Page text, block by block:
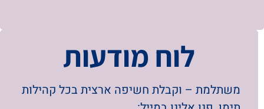
לוח מודעות8585-859